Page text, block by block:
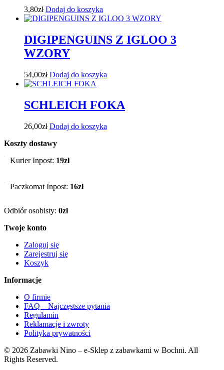
3,80zł Dodaj do koszyka
DIGIPENGUINS Z IGLOO 3
WZORY
54,00zł Dodaj do koszyka
SCHLEICH FOKA
26,00zł Dodaj do koszyka
Koszty dostawy
Kurier Inpost: 19zł
Paczkomat Inpost: 16zł
Odbiór osobisty: 0zł
Twoje konto
Zaloguj się
Zarejestruj się
Koszyk
Informacje
O firmie
FAQ – Najczęstsze pytania
Regulamin
Reklamacje i zwroty
Polityka prywatności
© 2026 Zabawki Nino – e-Sklep z zabawkami w Bochni. All
Rights Reserved.